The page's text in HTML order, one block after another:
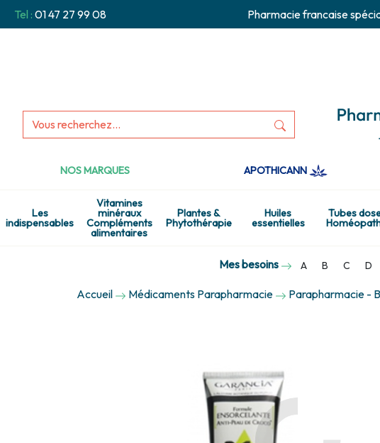
Tel : 01 47 27 99 08 Pharmacie francaise
NOS MARQUES APOTHICANN
Les
indispensables
Vitamines
minéraux
Compléments
alimentaires
Plantes &
Phytothérapie
Huiles
essentielles
Tubes
Mes besoins A B C D
Accueil Médicaments Parapharmacie Parapharmacie -